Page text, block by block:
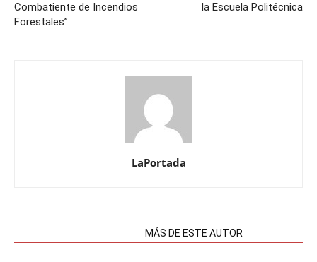
Combatiente de Incendios
Forestales”
la Escuela Politécnica
LaPortada
MÁS DE ESTE AUTOR